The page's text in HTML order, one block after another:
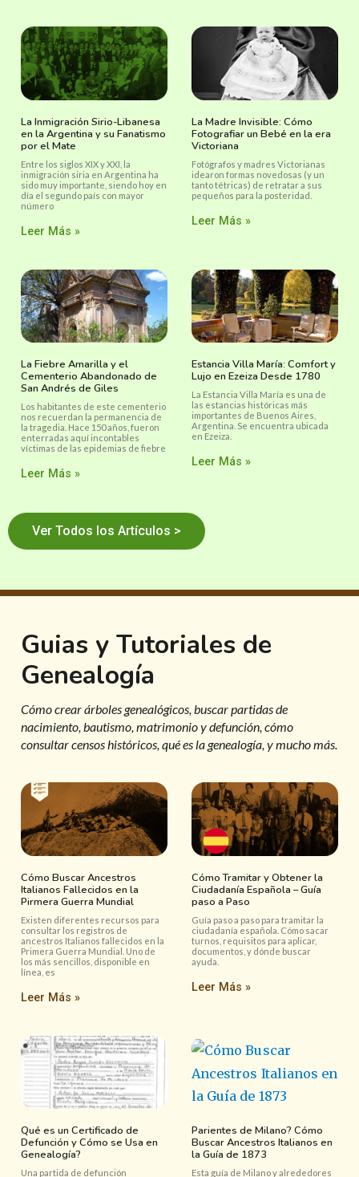
La Inmigración Sirio-Libanesa
en la Argentina y su Fanatismo
por el Mate
Entre los siglos XIX y XXI, la
inmigración siria en Argentina ha
sido muy importante, siendo hoy en
día el segundo país con mayor
número
Leer Más »
La Madre Invisible: Cómo
Fotografiar un Bebé en la era
Victoriana
Fotógrafos y madres Victorianas
idearon formas novedosas (y un
tanto tétricas) de retratar a sus
pequeños para la posteridad.
Leer Más »
La Fiebre Amarilla y el
Cementerio Abandonado de
San Andrés de Giles
Los habitantes de este cementerio
nos recuerdan la permanencia de
la tragedia. Hace 150 años, fueron
enterradas aquí incontables
víctimas de las epidemias de fiebre
Leer Más »
Estancia Villa María: Comfort y
Lujo en Ezeiza Desde 1780
La Estancia Villa María es una de
las estancias históricas más
importantes de Buenos Aires,
Argentina. Se encuentra ubicada
en Ezeiza.
Leer Más »
Ver Todos los Artículos >
Guias y Tutoriales de
Genealogía
Cómo crear árboles genealógicos, buscar partidas de
nacimiento, bautismo, matrimonio y defunción, cómo
consultar censos históricos, qué es la genealogía, y mucho más.
Cómo Buscar Ancestros
Italianos Fallecidos en la
Pirmera Guerra Mundial
Existen diferentes recursos para
consultar los registros de
ancestros Italianos fallecidos en la
Primera Guerra Mundial. Uno de
los más sencillos, disponible en
línea, es
Leer Más »
Cómo Tramitar y Obtener la
Ciudadanía Española – Guía
paso a Paso
Guía paso a paso para tramitar la
ciudadanía española. Cómo sacar
turnos, requisitos para aplicar,
documentos, y dónde buscar
ayuda.
Leer Más »
Qué es un Certificado de
Defunción y Cómo se Usa en
Genealogía?
Una partida de defunción
Parientes de Milano? Cómo
Buscar Ancestros Italianos en
la Guía de 1873
Esta guía de Milano y alrededores